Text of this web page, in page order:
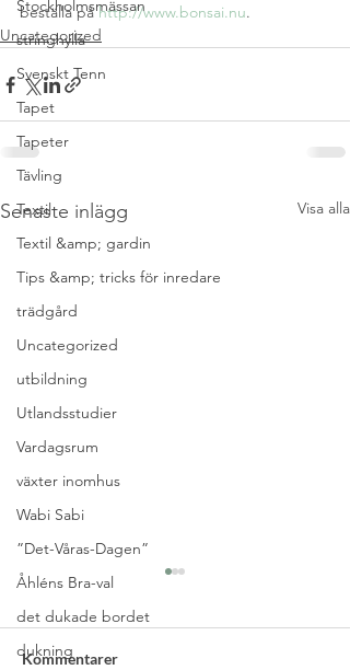
Stockholmsmässan
stringhylla
Svenskt Tenn
Tapet
Tapeter
Tävling
Textil
Textil &amp; gardin
Tips &amp; tricks för inredare
trädgård
Uncategorized
utbildning
Utlandsstudier
Vardagsrum
växter inomhus
Wabi Sabi
”Det-Våras-Dagen”
Åhléns Bra-val
det dukade bordet
dukning
beställa på http://www.bonsai.nu.
Uncategorized
Senaste inlägg Visa alla
Kommentarer